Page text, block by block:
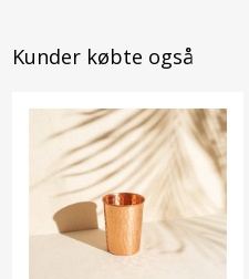
Kunder købte også